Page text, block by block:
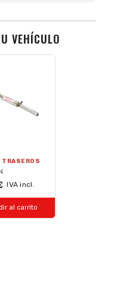
VEHÍCULO
TRASEROS
IVA incl.
al carrito